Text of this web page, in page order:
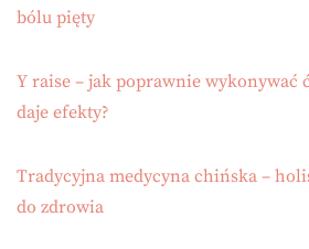
bólu pięty
Y raise – jak poprawnie wykonywać
daje efekty?
Tradycyjna medycyna chińska –
do zdrowia